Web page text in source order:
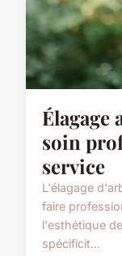
Élagage
soin
service
L'élagage
faire
l'esthétique
spécificit...